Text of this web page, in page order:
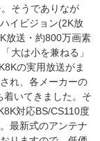
そうでありなが
イビジョン(2K放
放送・約800万画素
大は小を兼ねる」
の実用放送がま
れ、各メーカーの
着いてきました。そ
対応BS/CS110度
最新式のアンテナ